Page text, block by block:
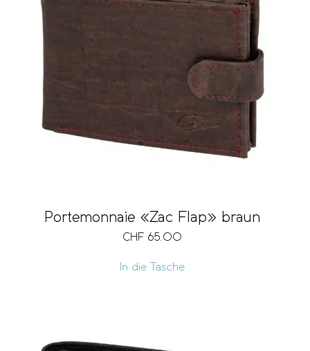
Portemonnaie «Zac Flap» braun
CHF 65.00
In die Tasche